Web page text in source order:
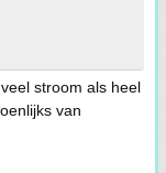
stroom als heel
van